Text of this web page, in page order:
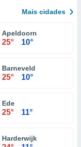
Mais cidades
Apeldoorn
25° 10°
Barneveld
25° 10°
Ede
25° 11°
Harderwijk